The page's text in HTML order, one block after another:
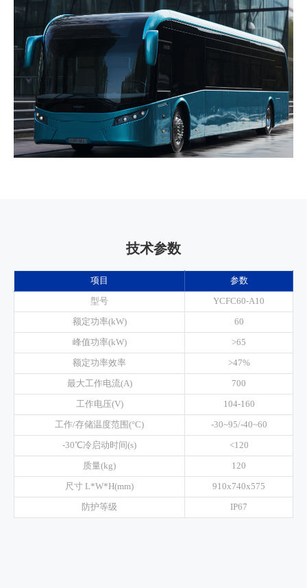
技术参数
项目
参数
型号
YCFC60-A10
额定功率(kW)
60
峰值功率(kW)
>65
额定功率效率
>47%
最大工作电流(A)
700
工作电压(V)
104-160
工作/存储温度范围(°C)
-30~95/-40~60
-30℃冷启动时间(s)
<120
质量(kg)
120
尺寸 L*W*H(mm)
910x740x575
防护等级
IP67